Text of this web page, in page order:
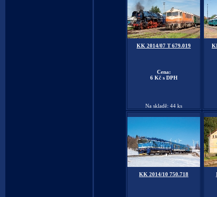
KK 2014/07 T 679.019
Cena:
6 Kč s DPH
Na skladě: 44 ks
KK 2014/10 750.718